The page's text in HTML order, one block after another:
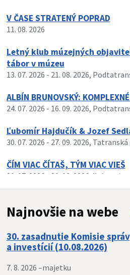
V ČASE STRATENÝ POPRAD
11. 08. 2026
Letný klub múzejných
tábor v múzeu
13. 07. 2026 - 21. 08. 2026,
ALBÍN BRUNOVSKÝ:
24. 07. 2026 - 16. 09. 2026,
Ľubomír Hajdučík & Jozef
30. 07. 2026 - 27. 09. 2026, Tatranská
ČÍM VIAC ČÍTAŠ, TÝM VIAC VIEŠ
01. 07. 2026 - 31. 08. 2026 ,
Najnovšie na webe
30. zasadnutie Komisie
a investícií (10.08.2026)
7. 8. 2026 –majetku